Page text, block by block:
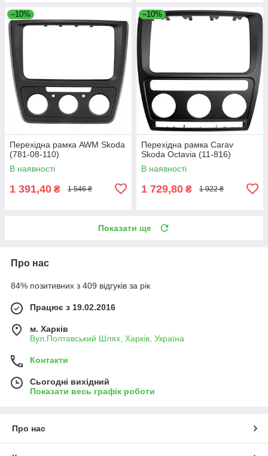
–10%
Перехідна рамка AWM Skoda
(781-08-110)
В наявності
1 391,40 ₴ 1 546 ₴
–10%
Перехідна рамка Carav
Skoda Octavia (11-816)
В наявності
1 729,80 ₴ 1 922 ₴
Показати ще
Про нас
84% позитивних з 409 відгуків за рік
Працює з 19.02.2016
м. Харків
Вул.Полтавський Шлях, Харків, Україна
Контакти
Сьогодні вихідний
Показати весь графік роботи
Про нас